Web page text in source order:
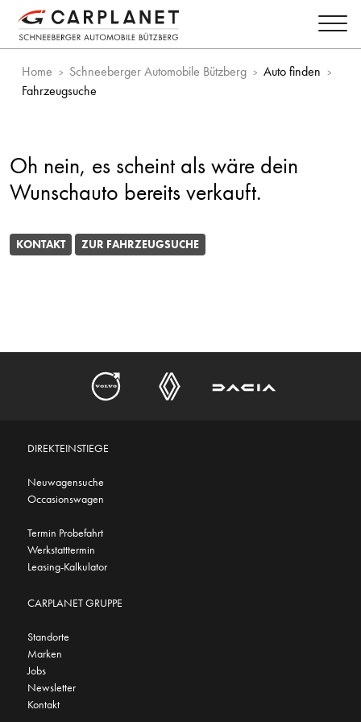
Home Schneeberger Automobile Bützberg
Auto finden
Fahrzeugsuche
Oh nein, es scheint als wäre dein
Wunschauto bereits verkauft.
KONTAKT ZUR FAHRZEUGSUCHE
DIREKTEINSTIEGE
Neuwagensuche
Occasionswagen
Termin Probefahrt
Werkstatttermin
Leasing-Kalkulator
CARPLANET GRUPPE
Standorte
Marken
Jobs
Newsletter
Kontakt